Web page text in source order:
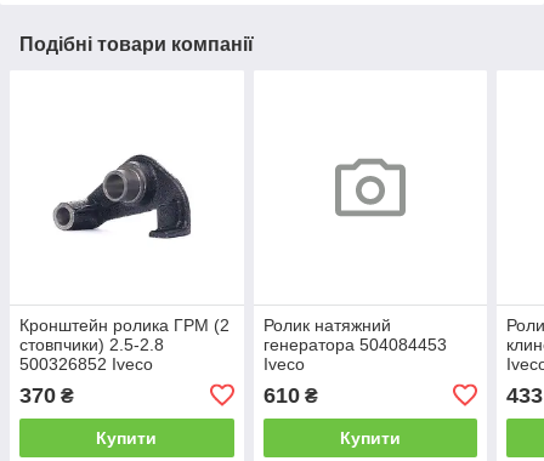
Подібні товари компанії
Кронштейн ролика ГРМ (2
стовпчики) 2.5-2.8
500326852 Iveco
370 ₴
Купити
Ролик натяжний
генератора 504084453
Iveco
610₴
Купити
433